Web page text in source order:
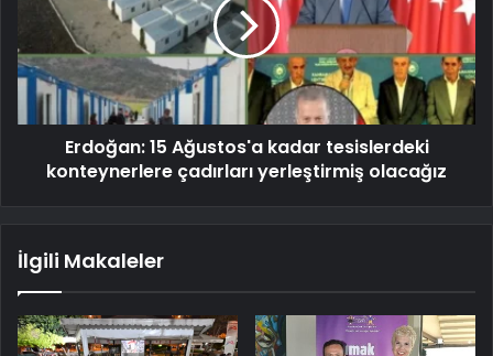
Erdoğan: 15 Ağustos'a kadar tesislerdeki
konteynerlere çadırları yerleştirmiş olacağız
İlgili Makaleler